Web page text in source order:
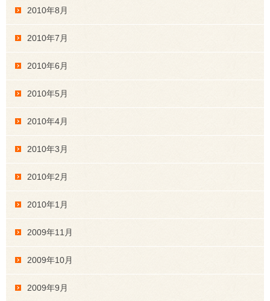
2010年8月
2010年7月
2010年6月
2010年5月
2010年4月
2010年3月
2010年2月
2010年1月
2009年11月
2009年10月
2009年9月